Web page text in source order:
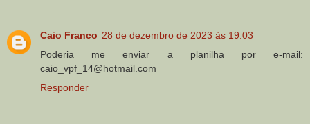
Caio Franco 28 de dezembro de 2023 às 19:03
Poderia me enviar a planilha por e-mail:
caio_vpf_14@hotmail.com
Responder